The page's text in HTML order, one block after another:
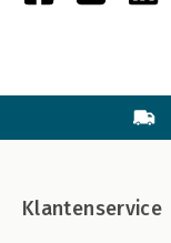
Klantenservice